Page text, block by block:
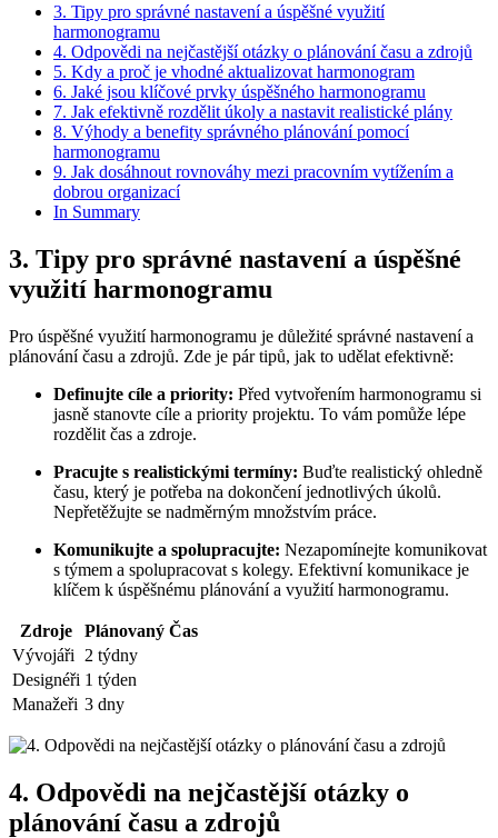
3. Tipy pro správné nastavení a úspěšné využití
harmonogramu
4. Odpovědi na nejčastější otázky o plánování času a zdrojů
5. Kdy a proč je vhodné aktualizovat harmonogram
6. Jaké jsou klíčové prvky úspěšného harmonogramu
7. Jak efektivně rozdělit úkoly a nastavit realistické plány
8. Výhody a benefity správného plánování pomocí
harmonogramu
9. Jak dosáhnout rovnováhy mezi pracovním vytížením a
dobrou organizací
In Summary
3. Tipy pro správné nastavení a úspěšné
využití harmonogramu
Pro úspěšné využití harmonogramu je důležité správné nastavení a
plánování času a zdrojů. Zde je pár tipů, jak to udělat efektivně:
Definujte cíle a priority: Před vytvořením harmonogramu si
jasně stanovte cíle a priority projektu. To vám pomůže lépe
rozdělit čas a zdroje.
Pracujte s realistickými termíny: Buďte realistický ohledně
času, který je potřeba na dokončení jednotlivých úkolů.
Nepřetěžujte se nadměrným množstvím práce.
Komunikujte a spolupracujte: Nezapomínejte komunikovat
s týmem a spolupracovat s kolegy. Efektivní komunikace je
klíčem k úspěšnému plánování a využití harmonogramu.
Zdroje
Plánovaný Čas
Vývojáři
2 týdny
Designéři 1 týden
Manažeři 3 dny
4. Odpovědi na nejčastější otázky o
plánování času a zdrojů